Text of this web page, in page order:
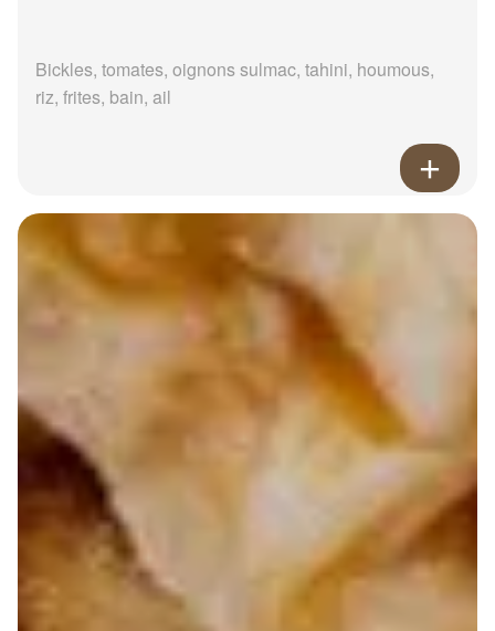
Bickles, tomates, oignons sulmac, tahini, houmous,
riz, frites, bain, ail